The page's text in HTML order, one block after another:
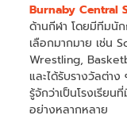
Burnaby Central
ด้านกีฬา โดยมีทีมนั
เลือกมากมาย เช่น
Wrestling,
และได้รับรางวัลต่า
รู้จักว่าเป็นโรงเรียน
อย่างหลากหลาย